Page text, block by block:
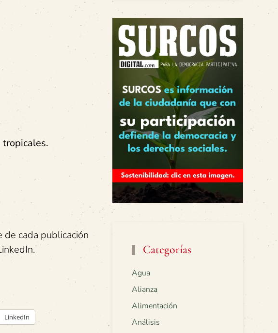
cada publicación
LinkedIn
Categorías
Agua
Alianza
Alimentación
Análisis